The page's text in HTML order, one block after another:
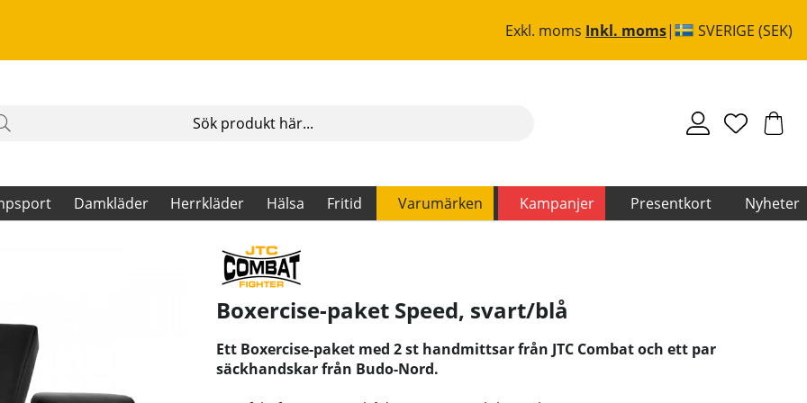
Exkl. moms Inkl. moms SVERIGE (SEK)
Damkläder Herrkläder Hälsa Fritid Varumärken Kampanjer Presentkort Nyheter
Boxercise-paket Speed, svart/blå
Ett Boxercise-paket med 2 st handmittsar från JTC Combat och ett par
säckhandskar från Budo-Nord.